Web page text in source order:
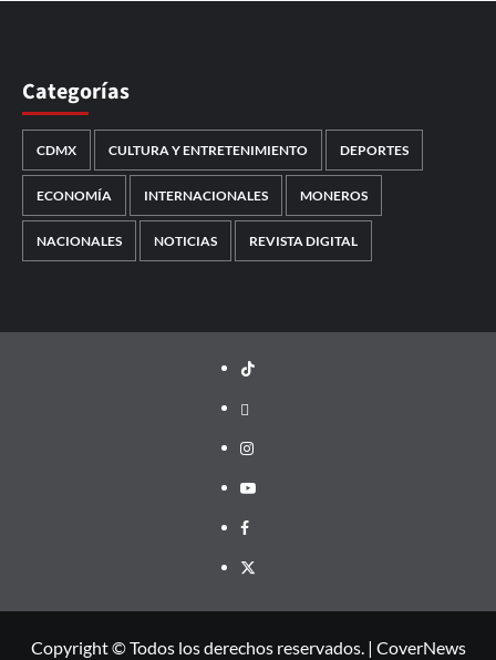
Categorías
CDMX CULTURA Y ENTRETENIMIENTO DEPORTES
ECONOMÍA INTERNACIONALES MONEROS
NACIONALES NOTICIAS REVISTA DIGITAL
TikTok
threads
Instagram
Youtube
Facebook
X
Copyright © Todos los derechos reservados. | CoverNews